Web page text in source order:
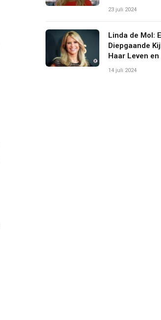
23 juli 2024
Linda de Mol:
Diepgaande
Haar Leven
14 juli 2024